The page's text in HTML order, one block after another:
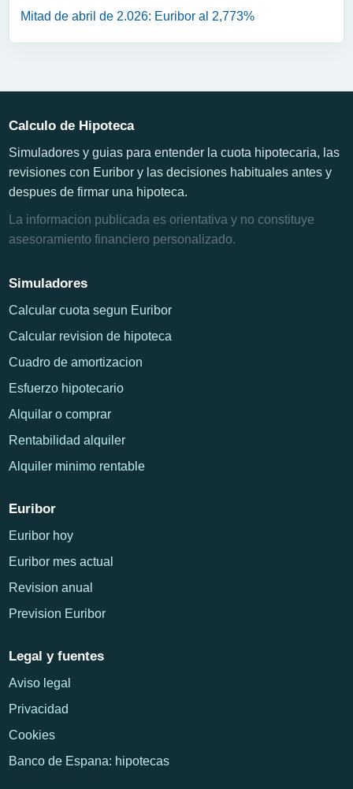
Mitad de abril de 2.026: Euribor al 2,773%
Calculo de Hipoteca
Simuladores y guias para entender la cuota hipotecaria, las
revisiones con Euribor y las decisiones habituales antes y
despues de firmar una hipoteca.
La informacion publicada es orientativa y no constituye
asesoramiento financiero personalizado.
Simuladores
Calcular cuota segun Euribor
Calcular revision de hipoteca
Cuadro de amortizacion
Esfuerzo hipotecario
Alquilar o comprar
Rentabilidad alquiler
Alquiler minimo rentable
Euribor
Euribor hoy
Euribor mes actual
Revision anual
Prevision Euribor
Legal y fuentes
Aviso legal
Privacidad
Cookies
Banco de Espana: hipotecas